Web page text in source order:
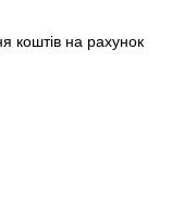
коштів на рахунок